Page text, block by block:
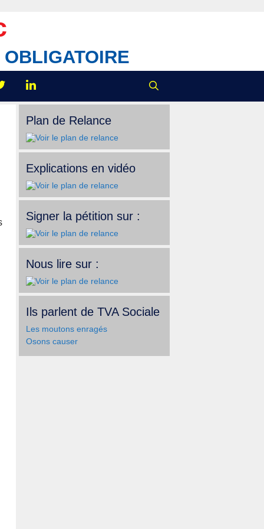
Plan de Relance
Explications en vidéo
Signer la pétition sur :
Nous lire sur :
Ils parlent de TVA Sociale
Les moutons enragés
Osons causer